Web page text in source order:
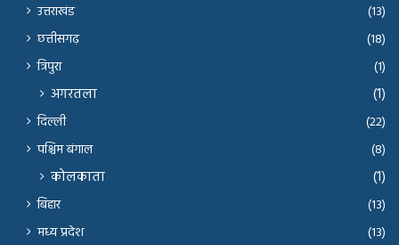
उत्तराखंड
(13)
छत्तीसगढ़
(18)
त्रिपुरा
(1)
अगरतला (1)
दिल्ली
(22)
पश्चिम बंगाल
(8)
कोलकाता (1)
बिहार
(13)
मध्य प्रदेश
(13)